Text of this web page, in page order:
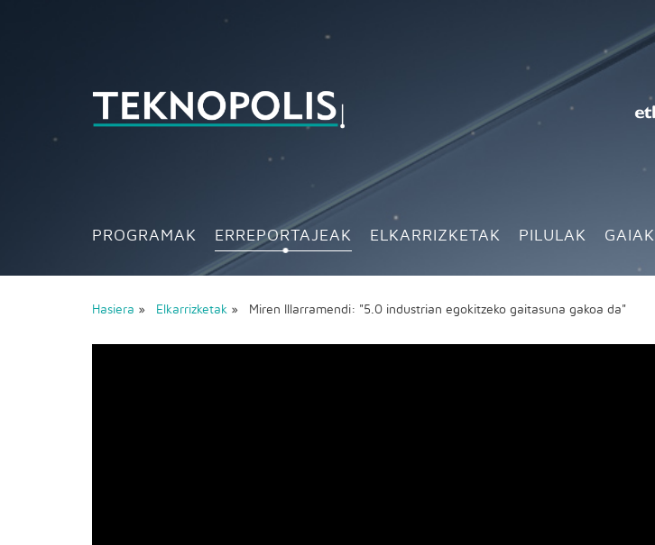
PROGRAMAK ERREPORTAJEAK ELKARRIZKETAK PILULAK GAIAK
Hasiera » Elkarrizketak » Miren Illarramendi: "5.0 industrian egokitzeko gaitasuna gakoa da"